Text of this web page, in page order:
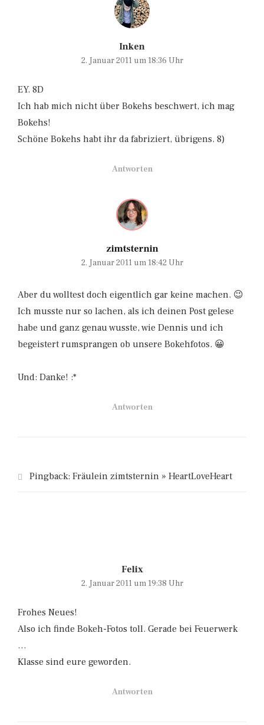
Inken
2. Januar 2011 um 18:36 Uhr
EY. 8D
Ich hab mich nicht über Bokehs beschwert, ich mag
Bokehs!
Schöne Bokehs habt ihr da fabriziert, übrigens. 8)
Antworten
zimtsternin
2. Januar 2011 um 18:42 Uhr
Aber du wolltest doch eigentlich gar keine machen. 😉
Ich musste nur so lachen, als ich deinen Post gelese
habe und ganz genau wusste, wie Dennis und ich
begeistert rumsprangen ob unsere Bokehfotos. 😀
Und: Danke! :*
Antworten
Pingback: Fräulein zimtsternin » HeartLoveHeart
Felix
2. Januar 2011 um 19:38 Uhr
Frohes Neues!
Also ich finde Bokeh-Fotos toll. Gerade bei Feuerwerk
…
Klasse sind eure geworden.
Antworten